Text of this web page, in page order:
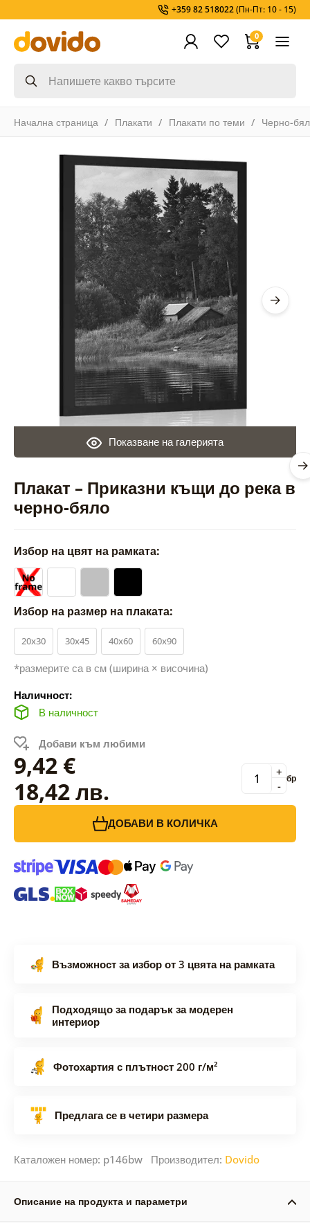
+359 82 518022(Пн-Пт: 10 - 15)
0
Начална страница Плакати Плакати по теми Черно-
Плакат – Приказни къщи до река в
черно-бяло
Показване на галерията
Избор на цвят на рамката:
Избор на размер на плаката:
20x30 30x45 40x60 60x90
*размерите са в см (ширина × височина)
Наличност:
В наличност
Добави към любими
9,42 €
18,42 лв.
-
+ бр
ДОБАВИ В КОЛИЧКА
Възможност за избор от 3 цвята на рамката
Подходящо за подарък за модерен
интериор
Фотохартия с плътност 200 г/м²
Предлага се в четири размера
Каталожен номер: p146bw Производител: Dovido
Описание на продукта и параметри